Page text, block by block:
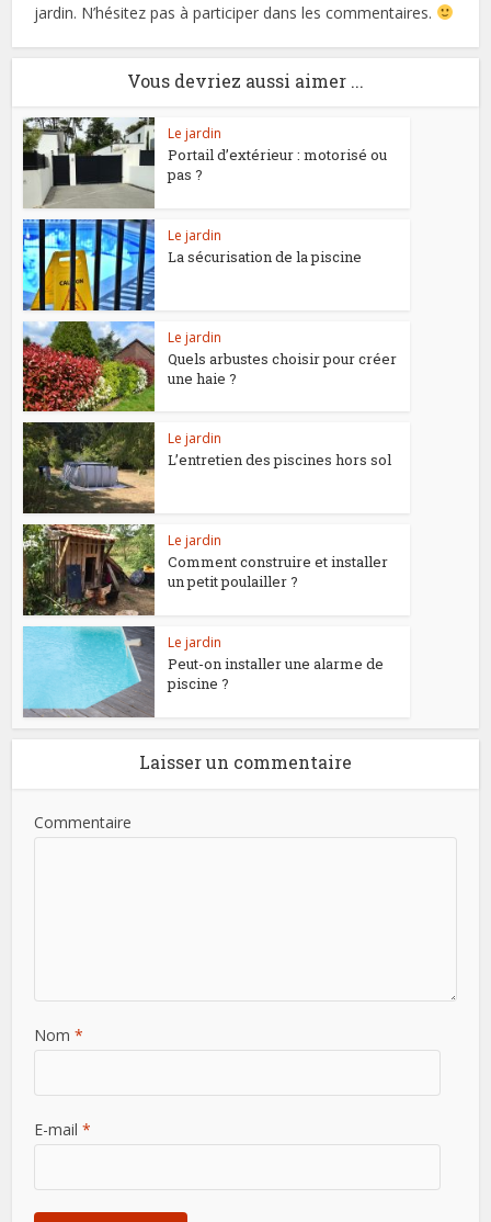
jardin. N’hésitez pas à participer dans les commentaires.
Vous devriez aussi aimer ...
Le jardin
Portail d’extérieur : motorisé ou
pas ?
Le jardin
La sécurisation de la piscine
Le jardin
Quels arbustes choisir pour créer
une haie ?
Le jardin
L’entretien des piscines hors sol
Le jardin
Comment construire et installer
un petit poulailler ?
Le jardin
Peut-on installer une alarme de
piscine ?
Laisser un commentaire
Commentaire
Nom*
E-mail*